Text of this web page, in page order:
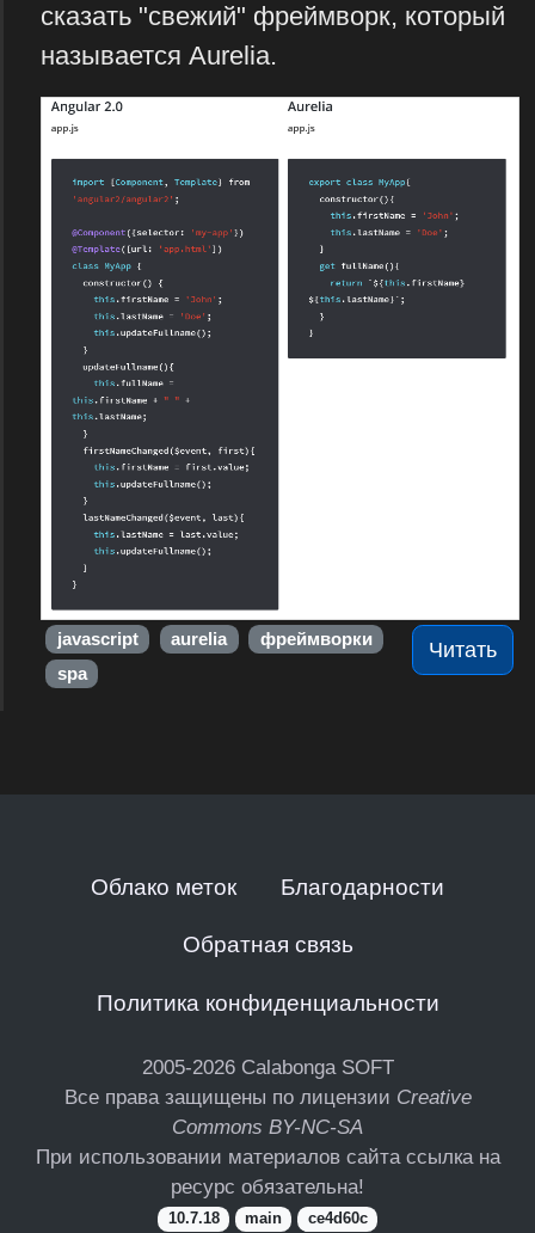
сказать "свежий" фреймворк, который
называется Aurelia.
Читать
javascript aurelia
фреймворки
spa
Облако меток Благодарности
Обратная связь
Политика конфиденциальности
2005-2026 Calabonga SOFT
Все права защищены по лицензии Creative
Commons BY-NC-SA
При использовании материалов сайта ссылка на
ресурс обязательна!
10.7.18 main ce4d60c